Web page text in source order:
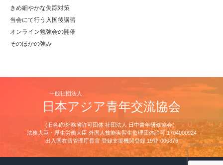
きめ細やかな失踪対策
当会にて行う入国後講習
オンライン勉強会の開催
そのほかの強み
一般社団法人
日本アジア青年交流協会
(旧名称/外務省許可団体 社団法人 日中青年研修協会）
法務大臣・厚生労働大臣 外国人技能実習生監理団体許可:1704000924
出⼊国在留管理庁⻑官 登録⽀援機関登録 19登-000876